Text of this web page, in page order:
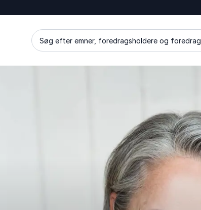
Søg efter emner, foredragsholdere og foredrag